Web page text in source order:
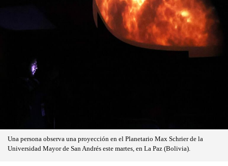
Una persona observa una proyección en el Planetario Max Schrier de la
Universidad Mayor de San Andrés este martes, en La Paz (Bolivia).